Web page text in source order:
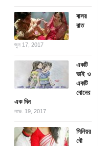
বাসর
রাত
জুন 17, 2017
একটি
ভাই ও
একটি
বোনের
এক দিন
নভে. 19, 2017
সিনিয়র
বৌ